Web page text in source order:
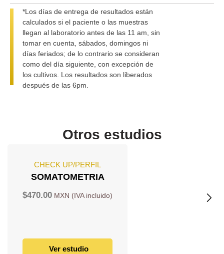
*Los días de entrega de resultados están
calculados si el paciente o las muestras
llegan al laboratorio antes de las 11 am, sin
tomar en cuenta, sábados, domingos ni
días feriados; de lo contrario se consideran
como del día siguiente, con excepción de
los cultivos. Los resultados son liberados
después de las 6pm.
Otros estudios
CHECK UP/PERFIL
SOMATOMETRIA
$470.00
Ver estudio